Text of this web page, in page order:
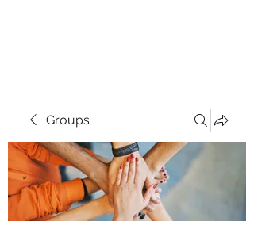
Groups